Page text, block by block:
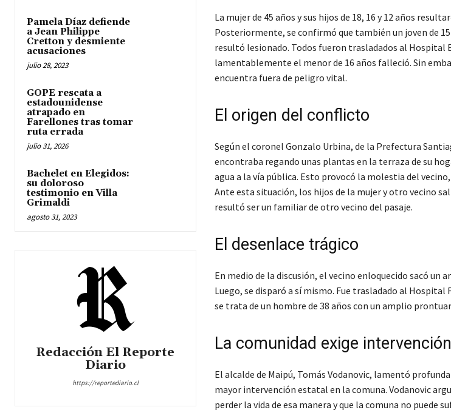
Pamela Díaz defiende
a Jean Philippe
Cretton y desmiente
acusaciones
julio 28, 2023
GOPE rescata a
estadounidense
atrapado en
Farellones tras tomar
ruta errada
julio 31, 2026
Bachelet en Elegidos:
su doloroso
testimonio en Villa
Grimaldi
agosto 31, 2023
Redacción El Reporte
Diario
https://reportediario.cl
La mujer de 45 años y sus hijos de 18, 16 y 12 años
Posteriormente, se confirmó que también un joven de
resultó lesionado. Todos fueron trasladados al Hospital
lamentablemente el menor de 16 años falleció. Sin
encuentra fuera de peligro vital.
El origen del conflicto
Según el coronel Gonzalo Urbina, de la Prefectura
encontraba regando unas plantas en la terraza de su
agua a la vía pública. Esto provocó la molestia del
Ante esta situación, los hijos de la mujer y otro vecino
resultó ser un familiar de otro vecino del pasaje.
El desenlace trágico
En medio de la discusión, el vecino enloquecido sacó un
Luego, se disparó a sí mismo. Fue trasladado al Hospital
se trata de un hombre de 38 años con un amplio
La comunidad exige
El alcalde de Maipú, Tomás Vodanovic, lamentó
mayor intervención estatal en la comuna. Vodanovic
perder la vida de esa manera y que la comuna no puede